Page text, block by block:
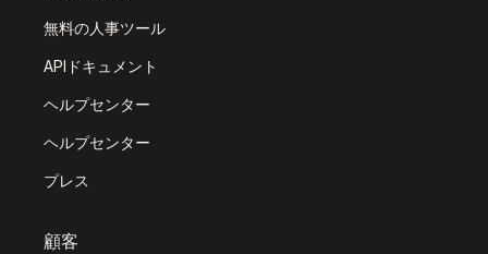
無料の人事ツール
APIドキュメント
ヘルプセンター
ヘルプセンター
プレス
顧客